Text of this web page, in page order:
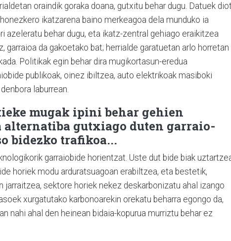
oraindik goraka doana, gutxitu behar dugu. Datuek
ikatzarena baino merkeagoa dela munduko ia
azeleratu behar dugu, eta ikatz-zentral gehiago eraikitzea
garraioa da gakoetako bat; herrialde garatuetan arlo horretan
Politikak egin behar dira mugikortasun-eredua
publikoak, oinez ibiltzea, auto elektrikoak masiboki
laburrean.
mugak ipini behar gehien
alternatiba gutxiago duten garraio-
bidezko trafikoa...
garraiobide horientzat. Uste dut bide biak
horiek modu arduratsuagoan erabiltzea, eta bestetik,
jarraitzea, sektore horiek nekez deskarbonizatu ahal izango
xurgatutako karbonoarekin orekatu beharra egongo da,
nahi ahal den heinean bidaia-kopurua murriztu behar ez